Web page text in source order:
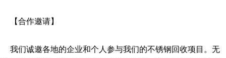
【合作邀请】
我们诚邀各地的企业和个人参与我们的不锈钢回收项目。无